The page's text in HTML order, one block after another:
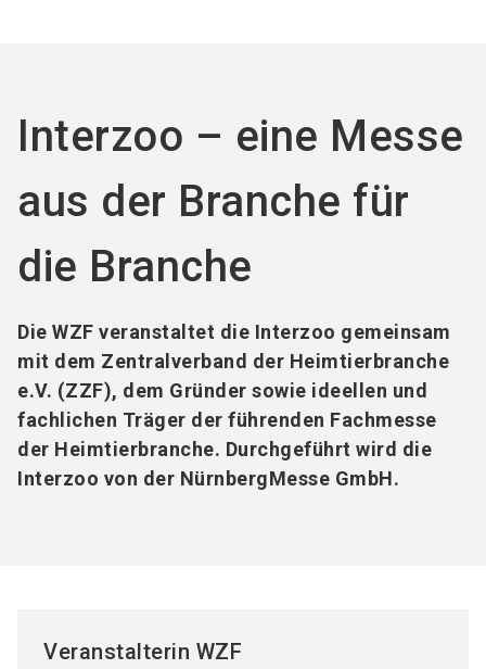
Interzoo – eine Messe
aus der Branche für
die Branche
Die WZF veranstaltet die Interzoo gemeinsam
mit dem Zentralverband der Heimtierbranche
e.V. (ZZF), dem Gründer sowie ideellen und
fachlichen Träger der führenden Fachmesse
der Heimtierbranche. Durchgeführt wird die
Interzoo von der NürnbergMesse GmbH.
Veranstalterin WZF